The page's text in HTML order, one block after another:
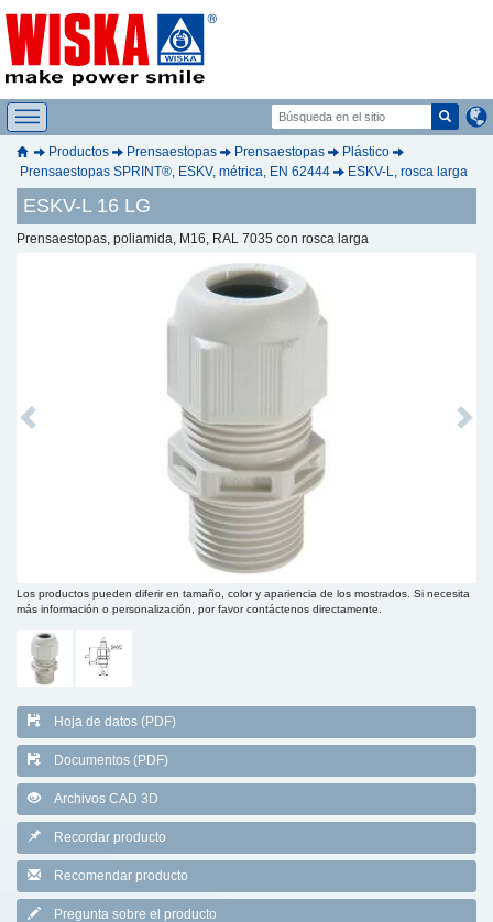
Productos Prensaestopas Prensaestopas
Plástico
Prensaestopas SPRINT®, ESKV, métrica, EN 62444
ESKV-L, rosca larga
ESKV-L 16 LG
Prensaestopas, poliamida, M16, RAL 7035 con rosca larga
Previous Next
Los productos pueden diferir en tamaño, color y apariencia de los mostrados. Si necesita
más información o personalización, por favor contáctenos directamente.
Hoja de datos (PDF)
Documentos (PDF)
Archivos CAD 3D
Recordar producto
Recomendar producto
Pregunta sobre el producto